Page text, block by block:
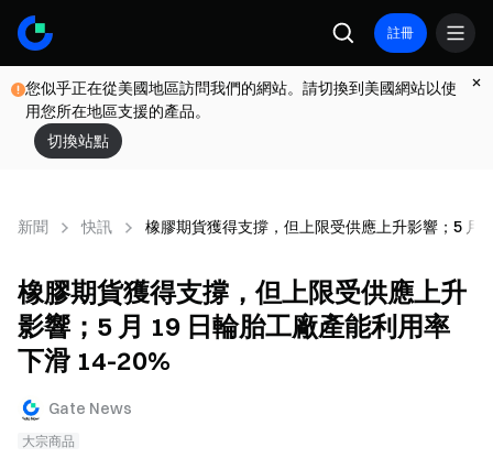
註冊
您似乎正在從美國地區訪問我們的網站。請切換到美國網站以使
用您所在地區支援的產品。
切換站點
新聞 快訊 橡膠期貨獲得支撐，但上限受供應上升影響；5 月
橡膠期貨獲得支撐，但上限受供應上升
影響；5 月 19 日輪胎工廠產能利用率
下滑 14-20%
Gate News
大宗商品